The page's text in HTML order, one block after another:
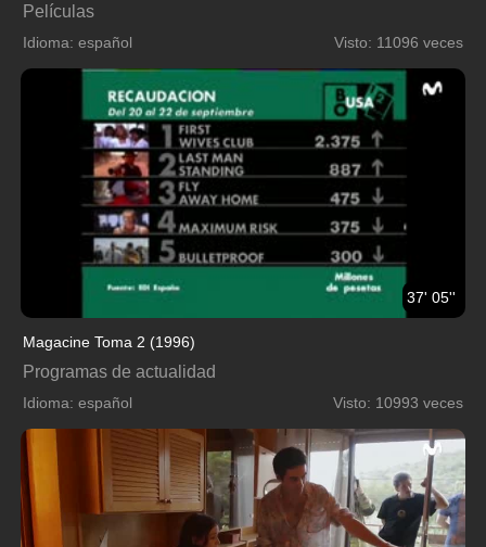
Películas
Idioma: español Visto: 11096 veces
37' 05''
Magacine Toma 2 (1996)
Programas de actualidad
Idioma: español Visto: 10993 veces